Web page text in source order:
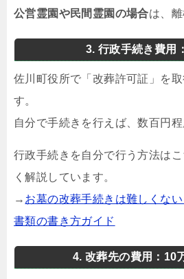
公営霊園や民間霊園の場合は、
3. 行政手続き費用
佐川町役所で「改葬許可証」を
す。
自分で手続きを行えば、数百円程
行政手続きを自分で行う方法は
く解説しています。
→ お墓の改葬手続きは難しくな
書類の書き方ガイド
4. 改葬先の費用：10